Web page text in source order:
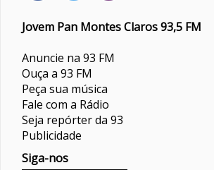
Jovem Pan Montes Claros 93,5 FM
Anuncie na 93 FM
Ouça a 93 FM
Peça sua música
Fale com a Rádio
Seja repórter da 93
Publicidade
Siga-nos